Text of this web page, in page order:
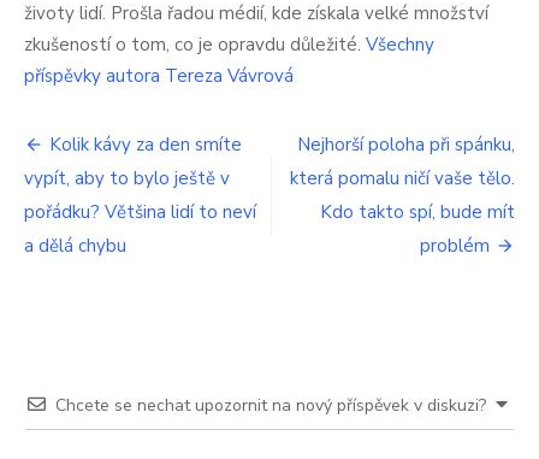
ingredienci,
která
v
co
dělat.
Je
to
životy lidí. Prošla řadou médií, kde získala velké množství
zkušeností o tom, co je opravdu důležité. Všechny
příspěvky autora Tereza Vávrová
Navigace
pro
příspěvek
Kolik kávy za den smíte
vypít, aby to bylo ještě v
pořádku? Většina lidí to neví
a dělá chybu
Nejhorší poloha při spánku,
která pomalu ničí vaše tělo.
Kdo takto spí, bude mít
problém
Chcete se nechat upozornit na nový příspěvek v diskuzi?